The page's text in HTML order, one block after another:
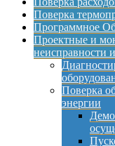
Поверка
Программное
Проектные и
неисправности
Поверка
энергии